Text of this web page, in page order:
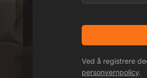
Ved å registrere
personvernpolicy.